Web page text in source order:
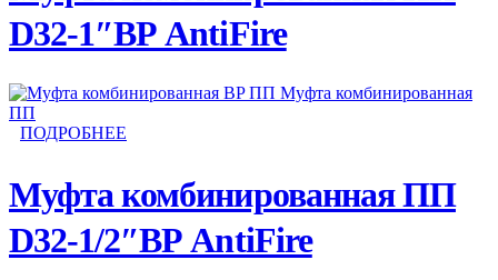
D32-1″ВР AntiFire
ПОДРОБНЕЕ
Муфта комбинированная ПП
D32-1/2″ВР AntiFire